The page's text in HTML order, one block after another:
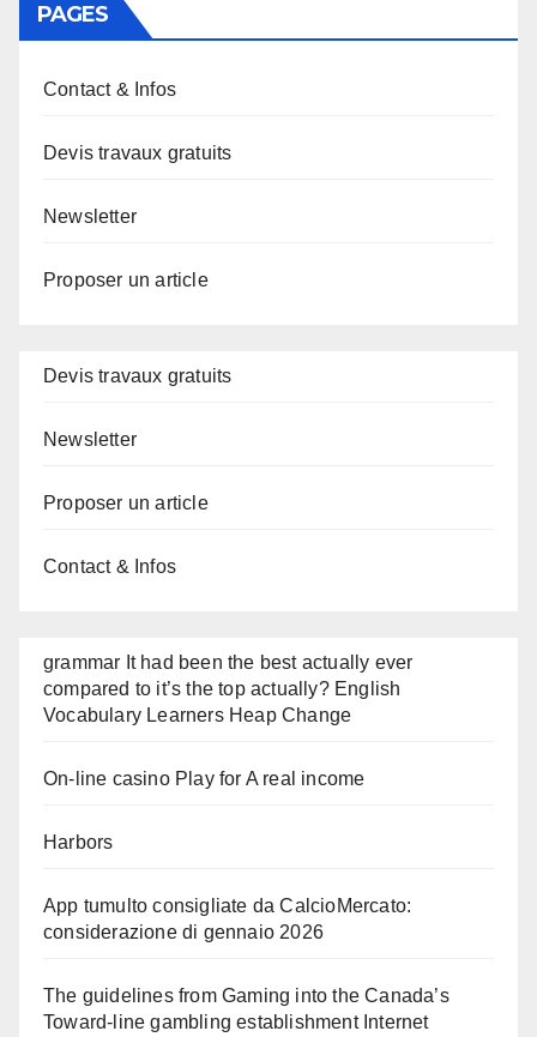
PAGES
Contact & Infos
Devis travaux gratuits
Newsletter
Proposer un article
Devis travaux gratuits
Newsletter
Proposer un article
Contact & Infos
grammar It had been the best actually ever
compared to it’s the top actually? English
Vocabulary Learners Heap Change
On-line casino Play for A real income
Harbors
App tumulto consigliate da CalcioMercato:
considerazione di gennaio 2026
The guidelines from Gaming into the Canada’s
Toward-line gambling establishment Internet